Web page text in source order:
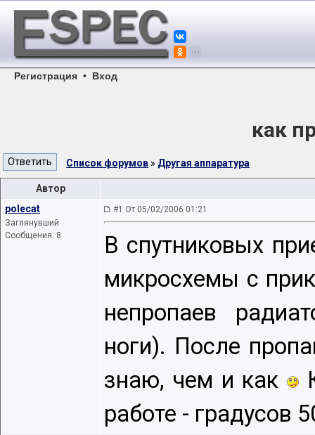
Регистрация • Вход
как
Список форумов » Другая аппаратура
Автор
polecat
Заглянувший
Сообщения: 8
#1 От 05/02/2006 01:21
В спутниковых
микросхемы с
непропаев
ноги). После
знаю, чем и как
работе - градусов